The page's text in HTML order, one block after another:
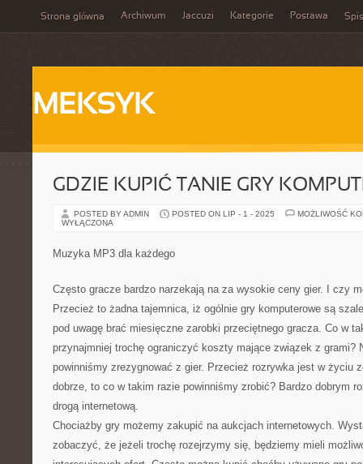
Strona główna Archiwum Jaccuzi Kategorie Postawa
MEKSYK
GDZIE KUPIĆ TANIE GRY
POSTED BY ADMIN POSTED ON LIP - 1 - 2025
MOŻLIWOŚĆ
WYŁĄCZONA
Muzyka MP3 dla każdego
Często gracze bardzo narzekają na za wysokie ceny gier. I czy
Przecież to żadna tajemnica, iż ogólnie gry komputerowe są
pod uwagę brać miesięczne zarobki przeciętnego gracza. Co w
przynajmniej trochę ograniczyć koszty mające związek z grami?
powinniśmy zrezygnować z gier. Przecież rozrywka jest w życiu
dobrze, to co w takim razie powinniśmy zrobić? Bardzo dobrym
drogą internetową.
Chociażby gry możemy zakupić na aukcjach internetowych.
zobaczyć, że jeżeli trochę rozejrzymy się, będziemy mieli